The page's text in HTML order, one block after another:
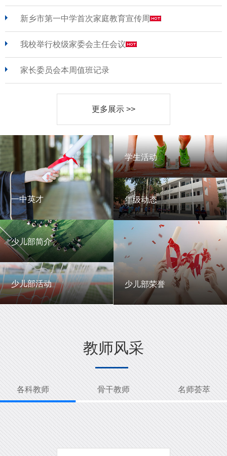
新乡市第一中学首次家庭教育宣传周
我校举行校级家委会主任会议
家长委员会本周值班记录
更多展示 >>
一中英才
一中英才
少儿部简介
少儿部简介
少儿部活动
少儿部活动
学生活动
学生活动
年级动态
年级动态
少儿部荣誉
少儿部荣誉
教师风采
各科教师 骨干教师 名师荟萃